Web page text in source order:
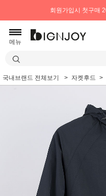
회원가입시 첫구매
메뉴
국내브랜드 전체보기 자켓후드